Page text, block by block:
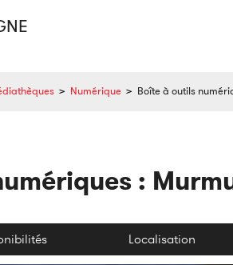
> Numérique > Boîte à outils
:
Localisation